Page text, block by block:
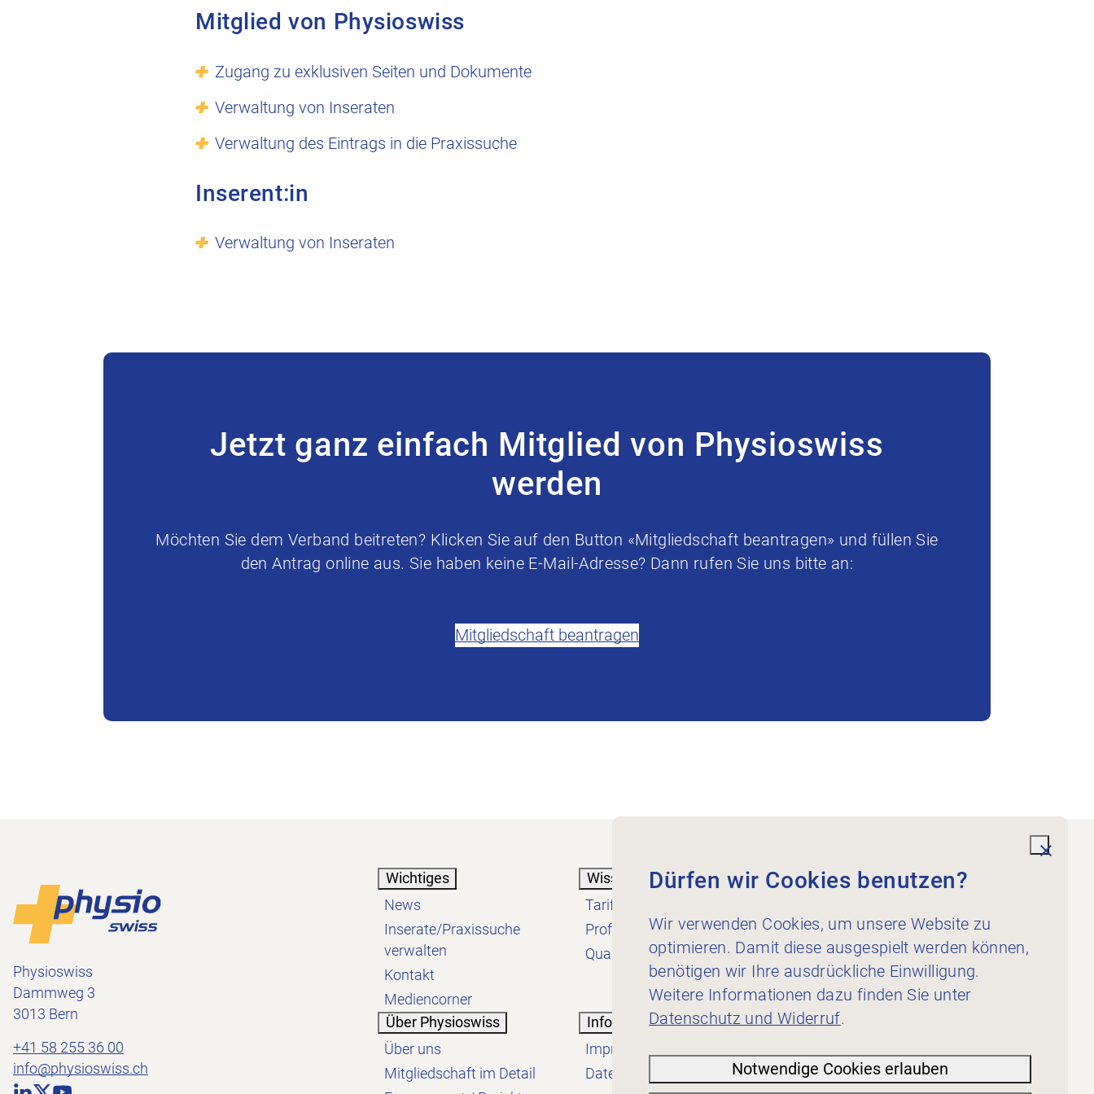
Mitglied von Physioswiss
Zugang zu exklusiven Seiten und Dokumente
Verwaltung von Inseraten
Verwaltung des Eintrags in die Praxissuche
Inserent:in
Verwaltung von Inseraten
Jetzt ganz einfach Mitglied von Physioswiss
werden
Möchten Sie dem Verband beitreten? Klicken Sie auf den Button «Mitgliedschaft beantragen» und füllen Sie
den Antrag online aus. Sie haben keine E-Mail-Adresse? Dann rufen Sie uns bitte an:
Mitgliedschaft beantragen
Footer
Physioswiss
Dammweg 3
3013 Bern
+41 58 255 36 00
info@physioswiss.ch
Wichtiges
News
Inserate/Praxissuche
verwalten
Kontakt
Mediencorner
Wissen
Tarif
Profession
Qualität
Dienstleistungen
Für Inserent:innen
Über Physioswiss
Über uns
Mitgliedschaft im Detail
Informatives
Impressum
Datenschutzerklärung
Dürfen wir Cookies benutzen?
Wir verwenden Cookies, um unsere Website zu
optimieren. Damit diese ausgespielt werden können,
benötigen wir Ihre ausdrückliche Einwilligung.
Weitere Informationen dazu finden Sie unter
Datenschutz und Widerruf.
Notwendige Cookies erlauben